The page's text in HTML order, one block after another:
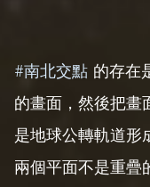
#南北交點 的存在
的畫面，然後把畫
是地球公轉軌道形
兩個平面不是重疊